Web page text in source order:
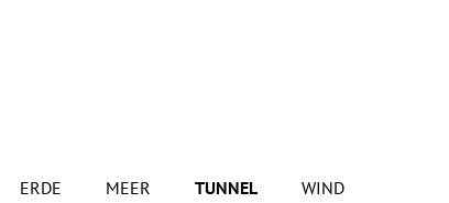
ERDE MEER TUNNEL WIND